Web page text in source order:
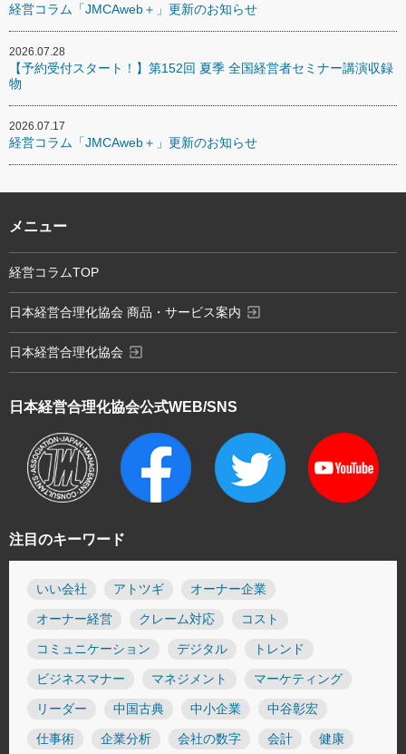
経営コラム「JMCAweb＋」更新のお知らせ
2026.07.28
【予約受付スタート！】第152回 夏季 全国経営者セミナー講演収録
物
2026.07.17
経営コラム「JMCAweb＋」更新のお知らせ
注目のキーワード
いい会社 アトツギ オーナー企業
オーナー経営 クレーム対応 コスト
コミュニケーション デジタル トレンド
ビジネスマナー マネジメント マーケティング
リーダー 中国古典 中小企業 中谷彰宏
仕事術 企業分析 会社の数字 会計 健康
日本経営合理化協会公式WEB/SNS
メニュー
経営コラムTOP
日本経営合理化協会 商品・サービス案内 exit_to_app
日本経営合理化協会 exit_to_app